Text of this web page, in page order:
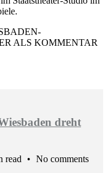
ALS KOMMENTAR
dreht
read
No comments